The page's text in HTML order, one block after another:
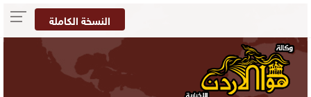
النسخة الكاملة